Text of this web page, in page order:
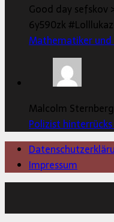
Good day sefskov
6y590zk
Mathematiker
Malcolm
Polizist
Impressum